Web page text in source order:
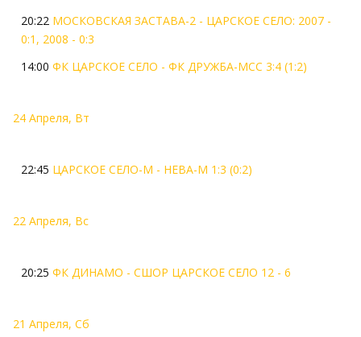
20:22 МОСКОВСКАЯ ЗАСТАВА-2 - ЦАРСКОЕ СЕЛО: 2007 -
0:1, 2008 - 0:3
14:00 ФК ЦАРСКОЕ СЕЛО - ФК ДРУЖБА-МСС 3:4 (1:2)
24 Апреля, Вт
22:45 ЦАРСКОЕ СЕЛО-М - НЕВА-М 1:3 (0:2)
22 Апреля, Вс
20:25 ФК ДИНАМО - СШОР ЦАРСКОЕ СЕЛО 12 - 6
21 Апреля, Сб